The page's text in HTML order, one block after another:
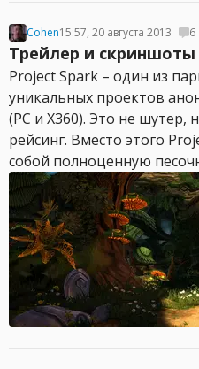
Cohen15:57, 20 августа 2013 6
Трейлер и
Project Spark – один из
уникальных проектов
(PC и X360). Это не шутер,
рейсинг. Вместо этого
собой полноценную